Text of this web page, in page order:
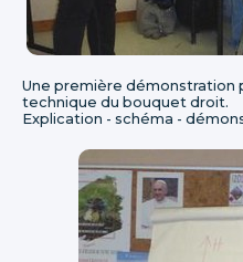
Une première
technique du bouquet droit.
Explication - schéma -